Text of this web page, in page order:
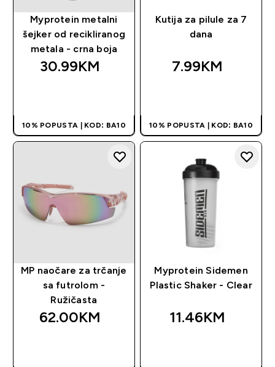
Myprotein metalni
šejker od recikliranog
metala - crna boja
30.99KM‎
10% POPUSTA | KOD: BA10
Kutija za pilule za 7
dana
7.99KM‎
10% POPUSTA | KOD: BA10
MP naočare za trčanje
sa futrolom -
Ružičasta
62.00KM‎
Myprotein Sidemen
Plastic Shaker - Clear
11.46KM‎